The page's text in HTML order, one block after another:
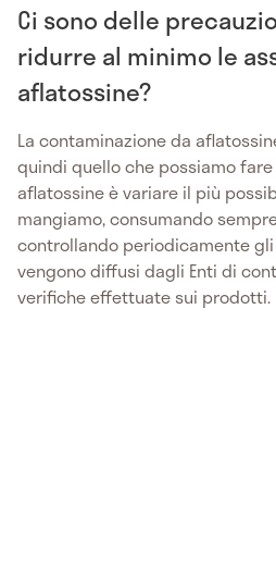
Ci sono delle
ridurre al minimo le
aflatossine?
La contaminazione da
quindi quello che possiamo
aflatossine è variare il più
mangiamo, consumando
controllando periodicamente
vengono diffusi dagli Enti di
verifiche effettuate sui prodotti.